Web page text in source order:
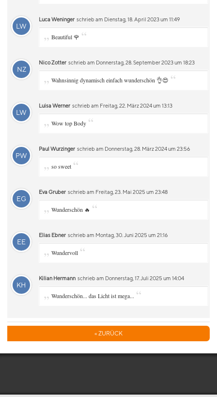
LW
Luca Weninger schrieb am Dienstag, 18. April 2023 um 11:49
„ Beautiful 🌹 “
NZ
Nico Zotter schrieb am Donnerstag, 28. September 2023 um 18:23
„ Wahnsinnig dynamisch einfach wunderschön 👌😍 “
LW
Luisa Werner schrieb am Freitag, 22. März 2024 um 13:13
„ Wow top Body “
PW
Paul Wurzinger schrieb am Donnerstag, 28. März 2024 um 23:56
„ so sweet “
EG
Eva Gruber schrieb am Freitag, 23. Mai 2025 um 23:48
„ Wunderschön 🔥 “
EE
Elias Ebner schrieb am Montag, 30. Juni 2025 um 21:16
„ Wundervoll “
KH
Kilian Hermann schrieb am Donnerstag, 17. Juli 2025 um 14:04
„ Wunderschön... das Licht ist mega... “
« ZURÜCK